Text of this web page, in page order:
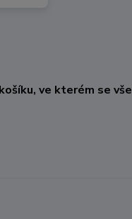
ve kterém se vše